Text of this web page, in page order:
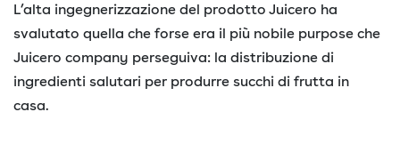
L’alta ingegnerizzazione del prodotto Juicero ha
svalutato quella che forse era il più nobile purpose che
Juicero company perseguiva: la distribuzione di
ingredienti salutari per produrre succhi di frutta in
casa.